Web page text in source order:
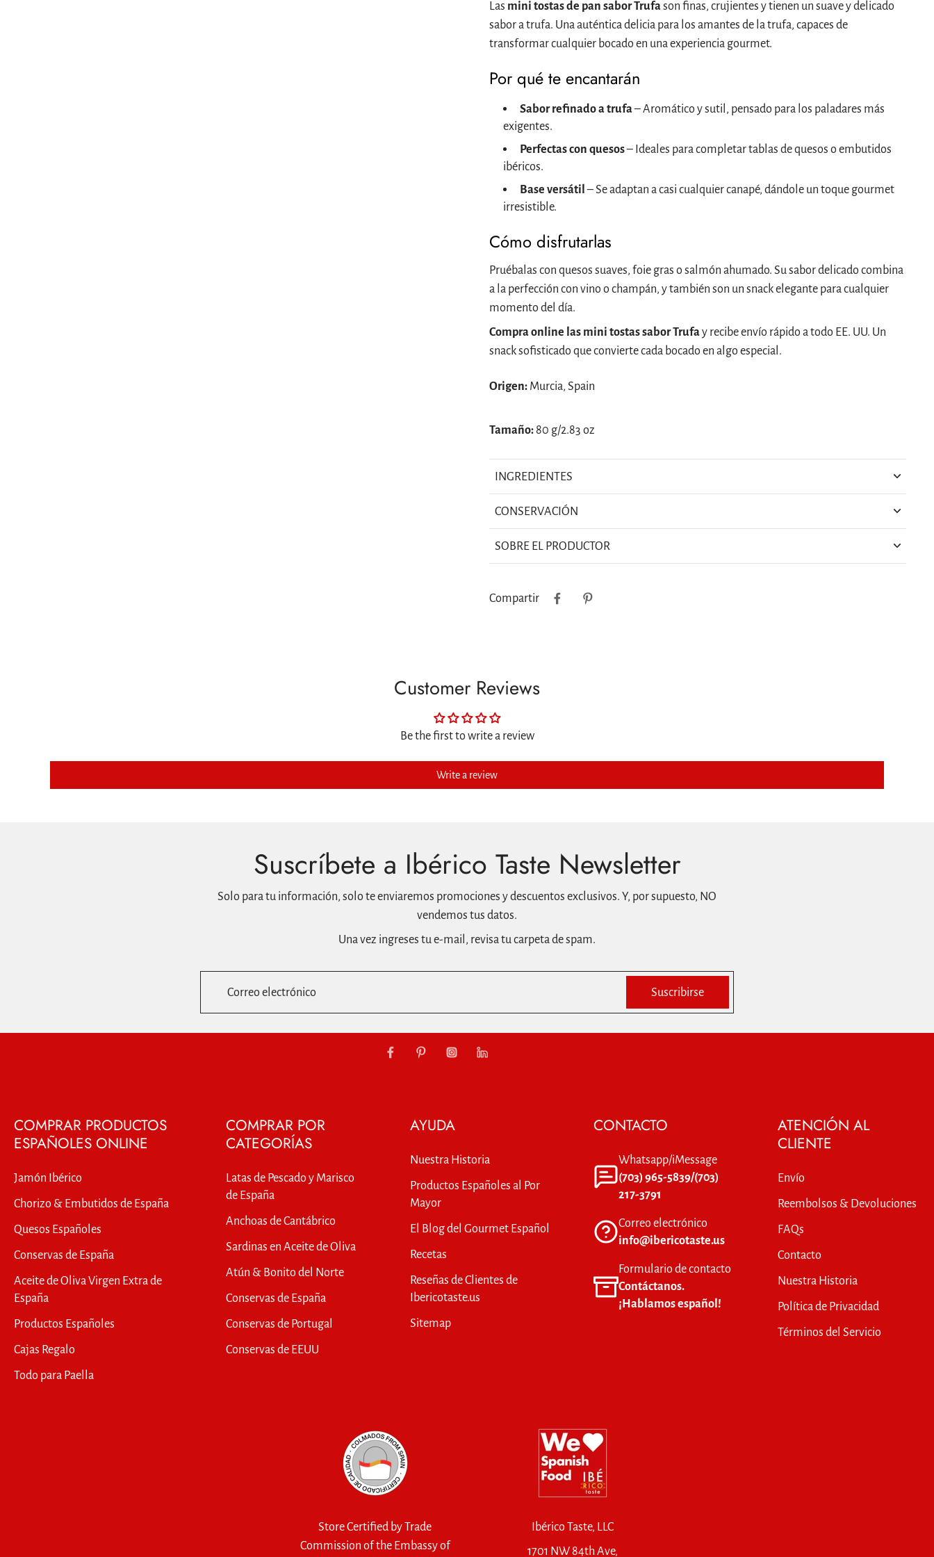
Las mini tostas de pan sabor Trufason finas, crujientes y tienen un suave y delicado
sabor a trufa. Una auténtica delicia para los amantes de la trufa, capaces de
transformar cualquier bocado en una experiencia gourmet.
Por qué te encantarán
Sabor refinado a trufa– Aromático y sutil, pensado para los paladares más
exigentes.
Perfectas con quesos– Ideales para completar tablas de quesos o embutidos
ibéricos.
Base versátil– Se adaptan a casi cualquier canapé, dándole un toque gourmet
irresistible.
Cómo disfrutarlas
Pruébalas con quesos suaves, foie gras o salmón ahumado. Su sabor delicado combina
a la perfección con vino o champán, y también son un snack elegante para cualquier
momento del día.
Compra online las mini tostas sabor Trufay recibe envío rápido a todo EE. UU. Un
snack sofisticado que convierte cada bocado en algo especial.
Origen: Murcia, Spain
Tamaño: 80 g/2.83 oz
INGREDIENTES
CONSERVACIÓN
SOBRE EL PRODUCTOR
Compartir
Customer Reviews
Be the first to write a review
Write a review
Suscríbete a Ibérico Taste Newsletter
Solo para tu información, solo te enviaremos promociones y descuentos exclusivos. Y, por supuesto, NO
vendemos tus datos.
Una vez ingreses tu e-mail, revisa tu carpeta de spam.
Correo electrónico Suscribirse
COMPRAR PRODUCTOS
ESPAÑOLES ONLINE
Jamón Ibérico
Chorizo & Embutidos de España
Quesos Españoles
Conservas de España
Aceite de Oliva Virgen Extra de
España
Productos Españoles
Cajas Regalo
Todo para Paella
COMPRAR POR
CATEGORÍAS
Latas de Pescado y Marisco
de España
Anchoas de Cantábrico
Sardinas en Aceite de Oliva
Atún & Bonito del Norte
Conservas de España
Conservas de Portugal
Conservas de EEUU
AYUDA
Nuestra Historia
Productos Españoles al Por
Mayor
El Blog del Gourmet Español
Recetas
Reseñas de Clientes de
Ibericotaste.us
Sitemap
CONTACTO
Whatsapp/iMessage
(703) 965-5839/(703)
217-3791
Correo electrónico
info@ibericotaste.us
Formulario de contacto
Contáctanos.
¡Hablamos español!
ATENCIÓN AL
CLIENTE
Envío
Reembolsos & Devoluciones
FAQs
Contacto
Nuestra Historia
Política de Privacidad
Términos del Servicio
Store Certified by Trade
Commission of the Embassy of
Ibérico Taste, LLC
1701 NW 84th Ave,